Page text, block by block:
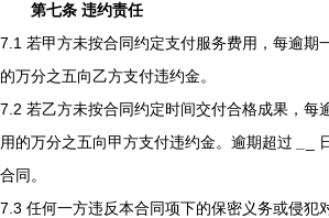
第七条 违约责任
7.1 若甲方未按合同约定支付服务费用，每逾期
的万分之五向乙方支付违约金。
7.2 若乙方未按合同约定时间交付合格成果，每
用的万分之五向甲方支付违约金。逾期超过
_
合同。
7.3 任何一方违反本合同项下的保密义务或侵犯